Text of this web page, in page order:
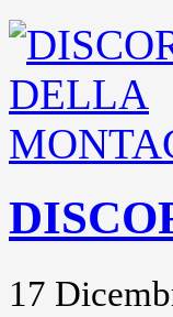
17